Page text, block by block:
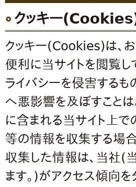
クッキー
クッキー(Cookies)は、
便利に当サイトを閲覧し
ライバシーを侵害するも
へ悪影響を及ぼすことは
に含まれる当サイト上
等の情報を収集する場合
収集した情報は、当社(
ます。)がアクセス傾向